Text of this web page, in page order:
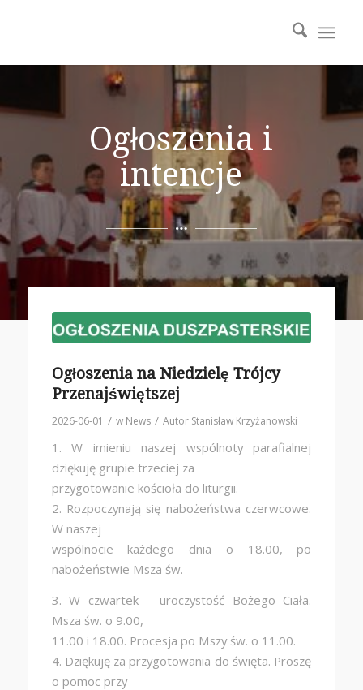
Ogłoszenia i
intencje
Ogłoszenia na Niedzielę Trójcy
Przenajświętszej
2026-06-01 / w News / Autor Stanisław Krzyżanowski
1. W imieniu naszej wspólnoty parafialnej
dziękuję grupie trzeciej za
przygotowanie kościoła do liturgii.
2. Rozpoczynają się nabożeństwa czerwcowe.
W naszej
wspólnocie każdego dnia o 18.00, po
nabożeństwie Msza św.
3. W czwartek – uroczystość Bożego Ciała.
Msza św. o 9.00,
11.00 i 18.00. Procesja po Mszy św. o 11.00.
4. Dziękuję za przygotowania do święta. Proszę
o pomoc przy